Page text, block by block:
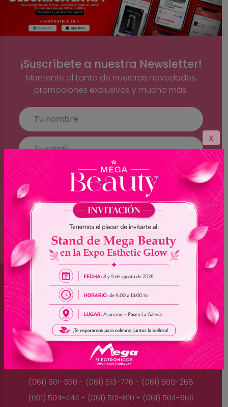
X
¡Suscríbete a nuestra Newsletter!
Mantente al tanto de nuestras novedades,
promociones exclusivas y mucho más.
Brasil
(045) 3528-9053 - (045) 3528-8462
(045) 3025-7072 - (045) 3025-7736
(045) 3025-7713
Paraguay
(061) 501-350 - (061) 513-776 - (061) 500-268
(061) 504-444 - (061) 501-810 - (061) 504-666